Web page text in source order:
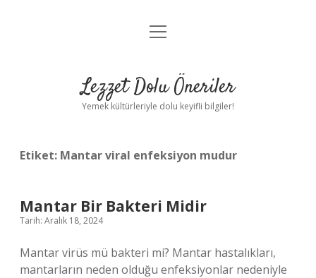
Anasayfa
Yasal Uyarı
menüyü
Lezzet Dolu Öneriler
Yemek kültürleriyle dolu keyifli bilgiler!
Etiket: Mantar viral enfeksiyon mudur
Mantar Bir Bakteri Midir
Tarih: Aralık 18, 2024
Mantar virüs mü bakteri mi? Mantar hastalıkları,
mantarların neden olduğu enfeksiyonlar nedeniyle